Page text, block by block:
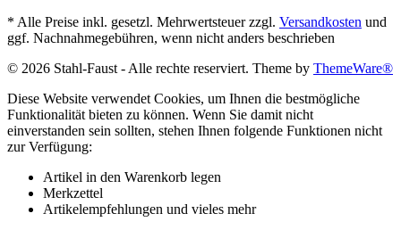
* Alle Preise inkl. gesetzl. Mehrwertsteuer zzgl. Versandkosten und
ggf. Nachnahmegebühren, wenn nicht anders beschrieben
© 2026 Stahl-Faust - Alle rechte reserviert. Theme by ThemeWare®
Diese Website verwendet Cookies, um Ihnen die bestmögliche
Funktionalität bieten zu können. Wenn Sie damit nicht
einverstanden sein sollten, stehen Ihnen folgende Funktionen nicht
zur Verfügung:
Artikel in den Warenkorb legen
Merkzettel
Artikelempfehlungen und vieles mehr